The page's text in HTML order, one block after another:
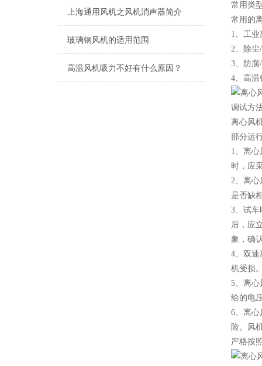
上海​通用风机之风机消声器简介
玻璃钢风机的适用范围
高温风机吸力不好有什么原因？
常用类
常用的
1、工
2、除尘
3、防腐
4、高温
调试方
离心风
部分运
1、离
时，应
2、离心
是否缺
3、试
后，应
象，确
4、双
机受损
5、离
给的电
6、离心
险。风
严格按